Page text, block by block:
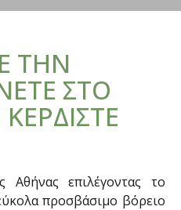
ΤΗΝ
ΣΤΟ
Αθήνας επιλέγοντας το
προσβάσιμο βόρειο